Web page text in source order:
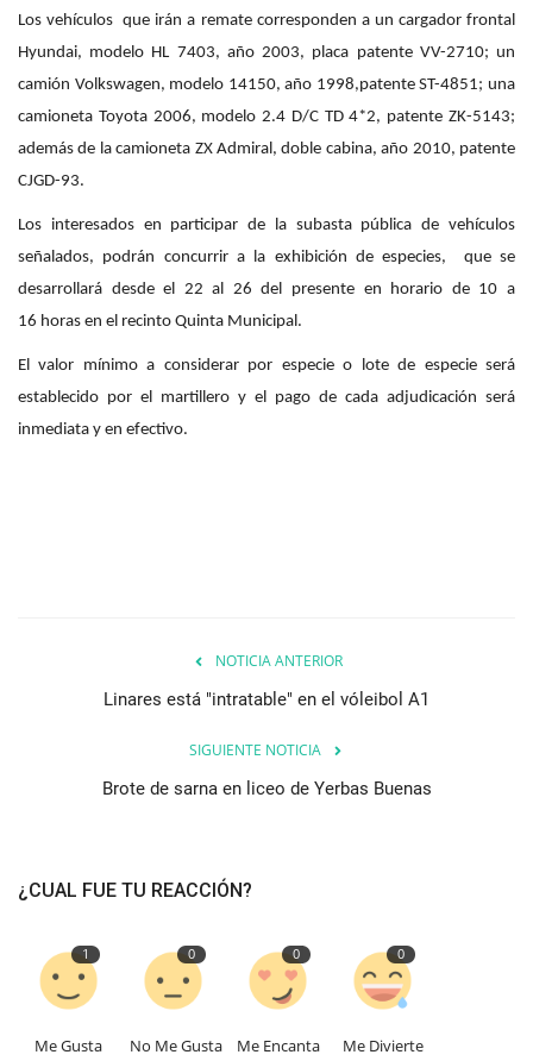
Los vehículos que irán a remate corresponden a un cargador frontal
Hyundai, modelo HL 7403, año 2003, placa patente VV-2710; un
camión Volkswagen, modelo 14150, año 1998,patente ST-4851; una
camioneta Toyota 2006, modelo 2.4 D/C TD 4*2, patente ZK-5143;
además de la camioneta ZX Admiral, doble cabina, año 2010, patente
CJGD-93.
Los interesados en participar de la subasta pública de vehículos
señalados, podrán concurrir a la exhibición de especies, que se
desarrollará desde el 22 al 26 del presente en horario de 10 a
16 horas en el recinto Quinta Municipal.
El valor mínimo a considerar por especie o lote de especie será
establecido por el martillero y el pago de cada adjudicación será
inmediata y en efectivo.
NOTICIA ANTERIOR
Linares está "intratable" en el vóleibol A1
SIGUIENTE NOTICIA
Brote de sarna en liceo de Yerbas Buenas
¿CUAL FUE TU REACCIÓN?
1
Me Gusta
0
No Me Gusta
0
Me Encanta
0
Me Divierte